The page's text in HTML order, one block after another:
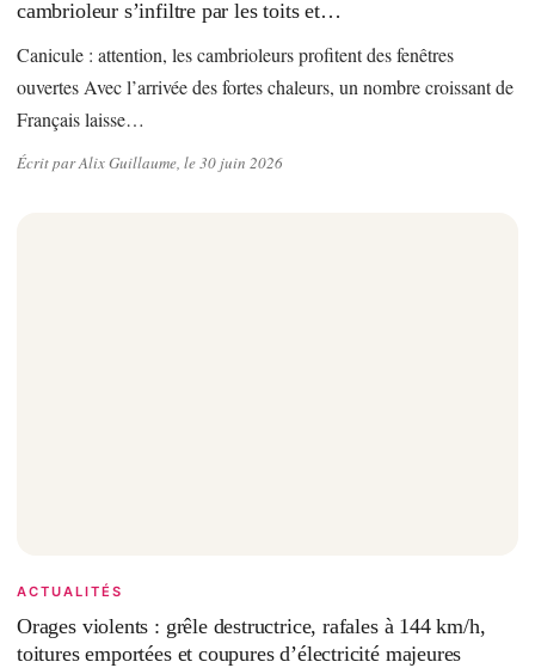
cambrioleur s’infiltre par les toits et…
Canicule : attention, les cambrioleurs profitent des fenêtres
ouvertes Avec l’arrivée des fortes chaleurs, un nombre croissant de
Français laisse…
Écrit par Alix Guillaume, le 30 juin 2026
ACTUALITÉS
Orages violents : grêle destructrice, rafales à 144 km/h,
toitures emportées et coupures d’électricité majeures